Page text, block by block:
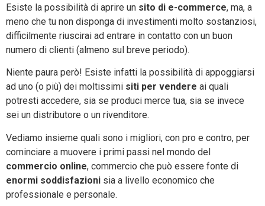
Esiste la possibilità di aprire un sito di e-commerce, ma, a
meno che tu non disponga di investimenti molto sostanziosi,
difficilmente riuscirai ad entrare in contatto con un buon
numero di clienti (almeno sul breve periodo).
Niente paura però! Esiste infatti la possibilità di appoggiarsi
ad uno (o più) dei moltissimi siti per vendere ai quali
potresti accedere, sia se produci merce tua, sia se invece
sei un distributore o un rivenditore.
Vediamo insieme quali sono i migliori, con pro e contro, per
cominciare a muovere i primi passi nel mondo del
commercio online, commercio che può essere fonte di
enormi soddisfazioni sia a livello economico che
professionale e personale.